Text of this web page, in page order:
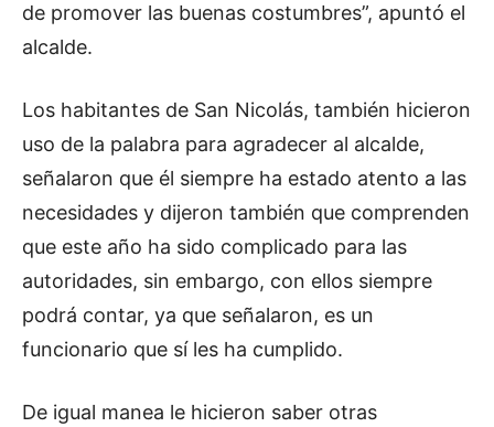
de promover las buenas costumbres”, apuntó el
alcalde.
Los habitantes de San Nicolás, también hicieron
uso de la palabra para agradecer al alcalde,
señalaron que él siempre ha estado atento a las
necesidades y dijeron también que comprenden
que este año ha sido complicado para las
autoridades, sin embargo, con ellos siempre
podrá contar, ya que señalaron, es un
funcionario que sí les ha cumplido.
De igual manea le hicieron saber otras